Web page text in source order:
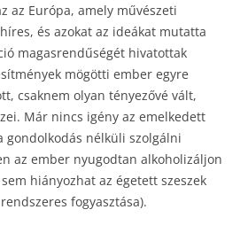
az Európa, amely művészeti
és azokat az ideákat mutatta
magasrendűségét hivatottak
mögötti ember egyre
csaknem olyan tényezővé vált,
Már nincs igény az emelkedett
gondolkodás nélküli szolgálni
az ember nyugodtan alkoholizáljon
hiányozhat az égetett szeszek
fogyasztása).